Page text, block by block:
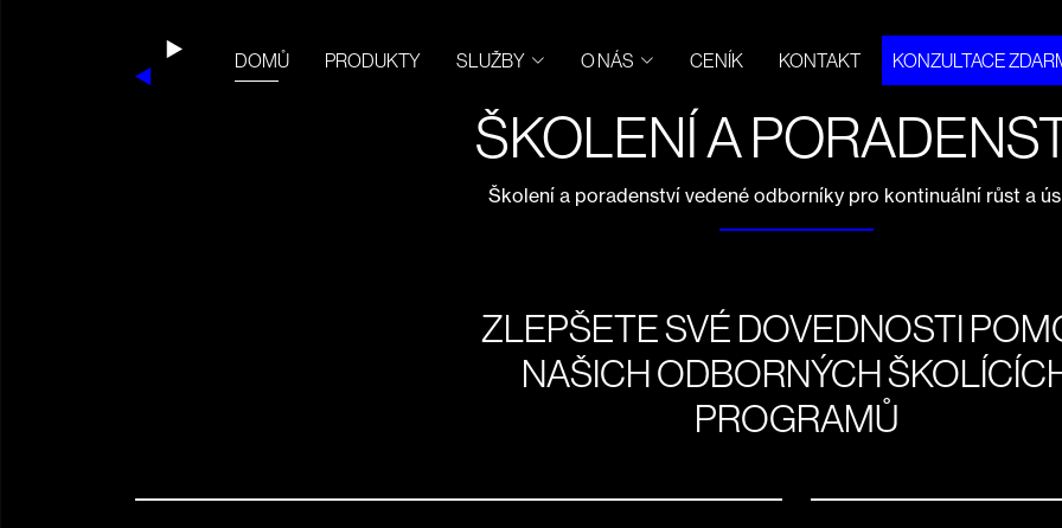
DOMŮ PRODUKTY SLUŽBY O NÁS CENÍK KONTAKT KONZULTACE
ŠKOLENÍ A
Školení a poradenství vedené odborníky pro kontinuální růst a
ZLEPŠETE SVÉ DOVEDNOSTI
NAŠICH ODBORNÝCH
PROGRAMŮ